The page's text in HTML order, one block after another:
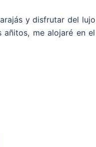
y disfrutar del lujo
me alojaré en el